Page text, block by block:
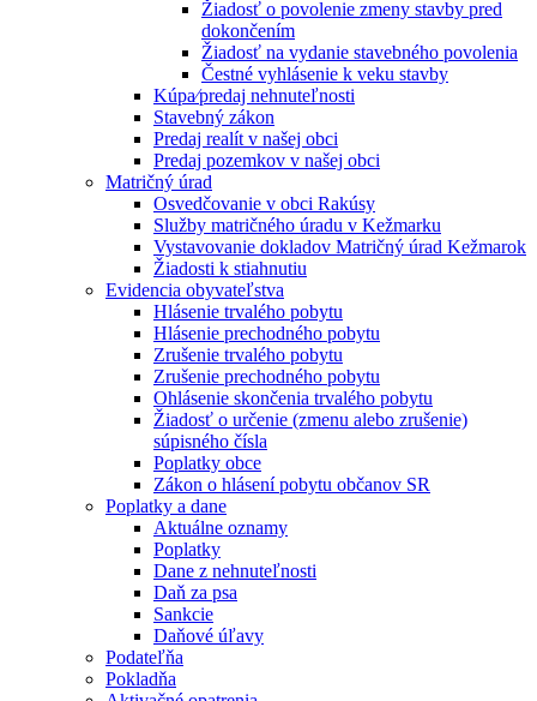
Žiadosť o povolenie zmeny stavby pred
dokončením
Žiadosť na vydanie stavebného povolenia
Čestné vyhlásenie k veku stavby
Kúpa⁄predaj nehnuteľnosti
Stavebný zákon
Predaj realít v našej obci
Predaj pozemkov v našej obci
Matričný úrad
Osvedčovanie v obci Rakúsy
Služby matričného úradu v Kežmarku
Vystavovanie dokladov Matričný úrad Kežmarok
Žiadosti k stiahnutiu
Evidencia obyvateľstva
Hlásenie trvalého pobytu
Hlásenie prechodného pobytu
Zrušenie trvalého pobytu
Zrušenie prechodného pobytu
Ohlásenie skončenia trvalého pobytu
Žiadosť o určenie (zmenu alebo zrušenie)
súpisného čísla
Poplatky obce
Zákon o hlásení pobytu občanov SR
Poplatky a dane
Aktuálne oznamy
Poplatky
Dane z nehnuteľnosti
Daň za psa
Sankcie
Daňové úľavy
Podateľňa
Pokladňa